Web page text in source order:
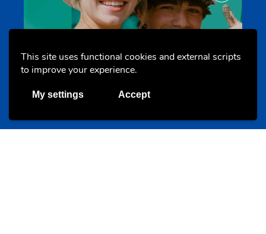
This site uses functional cookies and external scripts
to improve your experience.
My settings Accept
jugendprais.lu